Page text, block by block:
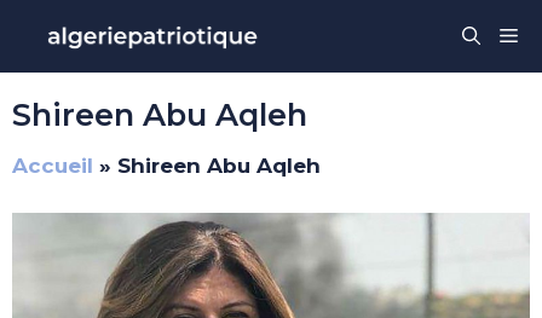
contenu
Shireen Abu Aqleh
Accueil » Shireen Abu Aqleh